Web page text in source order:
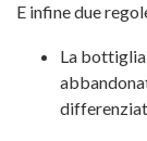
E infine due
La